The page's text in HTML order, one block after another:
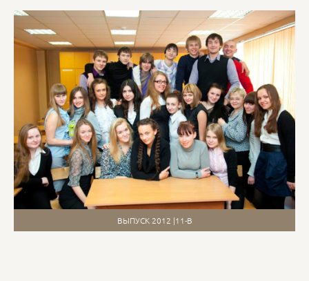
ВЫПУСК 2012 |11-В